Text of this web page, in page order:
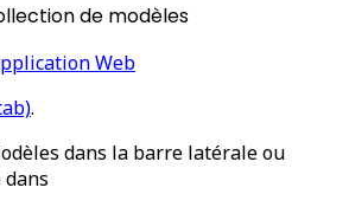
de modèles
Web
.
dans la barre latérale ou